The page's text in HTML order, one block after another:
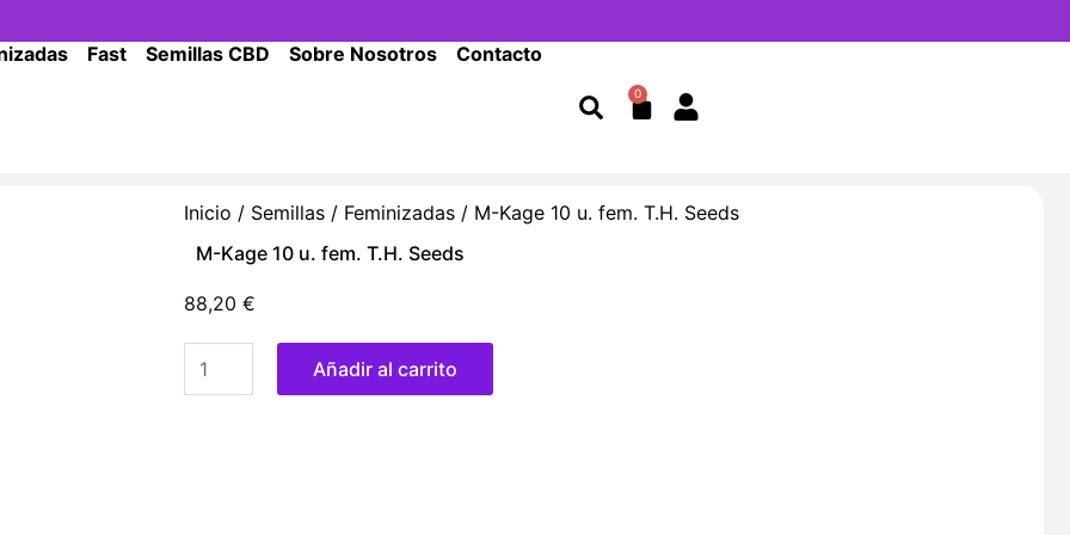
Fast Semillas CBD Sobre Nosotros Contacto
0
Cart
Inicio / Semillas/ Feminizadas/ M-Kage 10 u. fem. T.H. Seeds
M-Kage 10 u. fem. T.H. Seeds
88,20 €
M-
Añadir al carrito